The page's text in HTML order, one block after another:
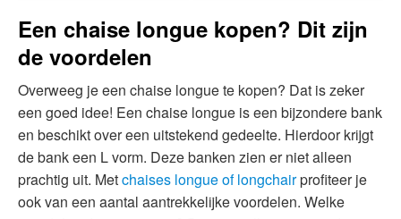
Een chaise longue kopen? Dit zijn
de voordelen
Overweeg je een chaise longue te kopen? Dat is zeker
een goed idee! Een chaise longue is een bijzondere bank
en beschikt over een uitstekend gedeelte. Hierdoor krijgt
de bank een L vorm. Deze banken zien er niet alleen
prachtig uit. Metchaises longue of longchairprofiteer je
ook van een aantal aantrekkelijke voordelen. Welke